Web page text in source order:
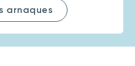
arnaques